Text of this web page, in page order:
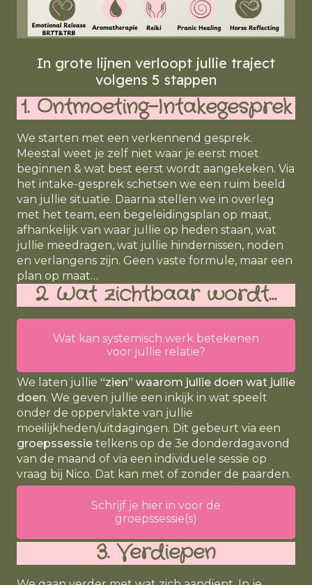
In grote lijnen verloopt jullie traject
volgens 5 stappen
1. Ontmoeting-Intakegesprek
We starten met een verkennend gesprek.
Meestal weet je zelf niet waar je eerst moet
beginnen & wat best eerst wordt aangekeken. Via
het intake-gesprek schetsen we een ruim beeld
van jullie situatie. Daarna stellen we in overleg
met het team, een begeleidingsplan op maat,
afhankelijk van waar jullie op heden staan, wat
jullie meedragen, wat jullie hindernissen, noden
en verlangens zijn. Geen vaste formule, maar een
plan op maat…
2. Wat zichtbaar wordt…
Wat kan systemisch werk betekenen
voor jullie relatie?
We laten jullie “zien” waarom jullie doen wat jullie
doen. We geven jullie een inkijk in wat speelt
onder de oppervlakte van jullie
moeilijkheden/uitdagingen. Dit gebeurt via een
groepssessie telkens op de 3e donderdagavond
van de maand of via een individuele sessie op
vraag bij Nico. Dat kan met of zonder de paarden.
Schrijf je hier in voor de
groepssessie(s)
3. Verdiepen